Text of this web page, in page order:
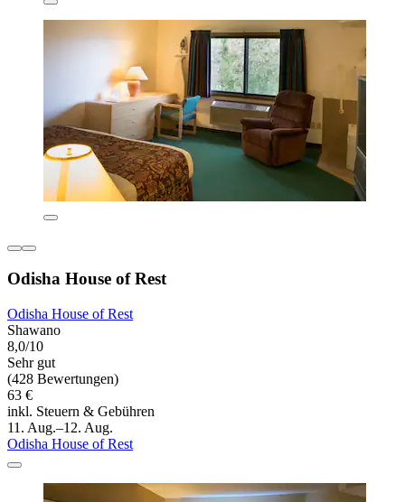
Odisha House of Rest
Odisha House of Rest
Shawano
8,0/10
Sehr gut
(428 Bewertungen)
63 €
inkl. Steuern & Gebühren
11. Aug.–12. Aug.
Odisha House of Rest